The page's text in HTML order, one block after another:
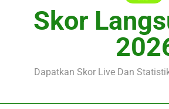
Streaming PSG vs Man
Jalalive Streaming
Jalalive Aston Villa vs
Skor
Dapatkan Skor Live Dan